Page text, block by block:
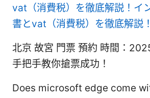
vat（消費税）を徹底解説！イ
書とvat（消費税）を徹底解説
北京 故宮 門票 預約 時間：
手把手教你搶票成功！
Does microsoft edge come